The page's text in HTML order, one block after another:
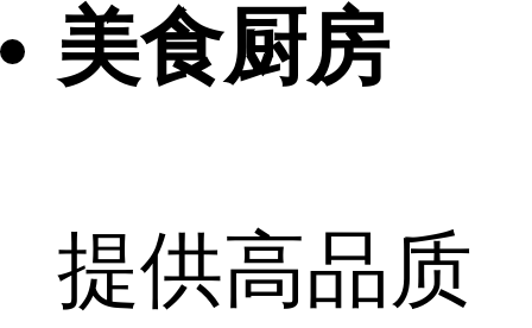
美食厨房
提供高品质